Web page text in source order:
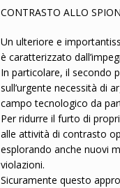
CONTRASTO ALLO
Un ulteriore e
è caratterizzato
In particolare, il secondo
sull’urgente necessità di
campo tecnologico da
Per ridurre il furto di
alle attività di contrasto
esplorando anche nuovi
violazioni.
Sicuramente questo